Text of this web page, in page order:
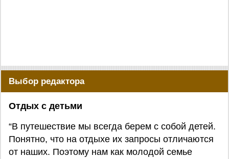
Выбор редактора
Отдых с детьми
“В путешествие мы всегда берем с собой детей.
Понятно, что на отдыхе их запросы отличаются
от наших. Поэтому нам как молодой семье